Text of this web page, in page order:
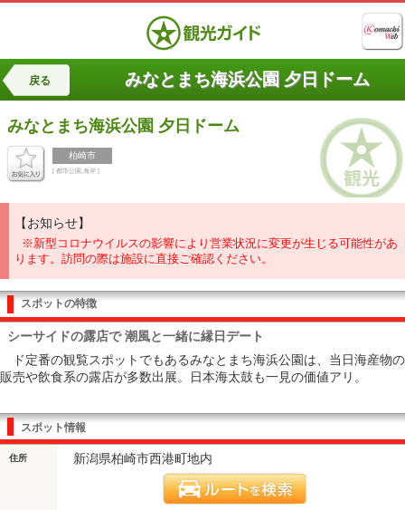
戻る みなとまち海浜公園 夕日ドーム
みなとまち海浜公園 夕日ドーム
柏崎市
[ 都市公園,海岸 ]
【お知らせ】
※新型コロナウイルスの影響により営業状況に変更が生じる可能性があ
ります。訪問の際は施設に直接ご確認ください。
スポットの特徴
シーサイドの露店で 潮風と一緒に縁日デート
ド定番の観覧スポットでもあるみなとまち海浜公園は、当日海産物の
販売や飲食系の露店が多数出展。日本海太鼓も一見の価値アリ。
スポット情報
住所 新潟県柏崎市西港町地内